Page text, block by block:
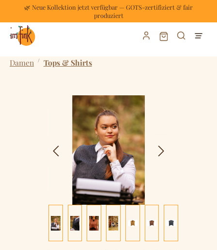
Zum Hauptinhalt springen
🌿 Neue Kollektion jetzt verfügbar — GOTS-zertifiziert & fair
produziert
Warenkorb
Damen / Tops & Shirts
Bildergalerie überspringen